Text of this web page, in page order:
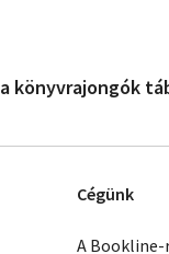
könyvrajongók
Cégünk
A